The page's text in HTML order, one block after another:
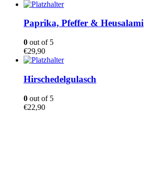
Paprika, Pfeffer & Heusalami
0 out of 5
€29,90
Hirschedelgulasch
0 out of 5
€22,90